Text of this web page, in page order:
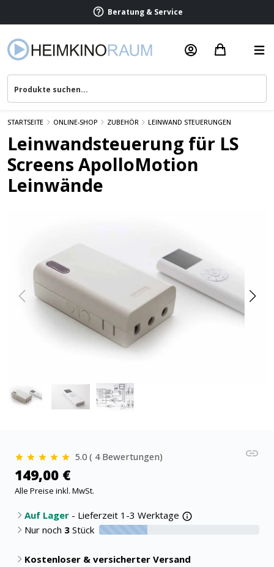
Beratung & Service
STARTSEITE ONLINE-SHOP ZUBEHÖR LEINWAND STEUERUNGEN
Leinwandsteuerung für LS
Screens ApolloMotion
Leinwände
5.0 ( 4 Bewertungen)
149,00 €
Alle Preise inkl. MwSt.
Auf Lager - Lieferzeit 1-3 Werktage
Nur noch 3 Stück 30% verfügbar
Kostenloser & versicherter Versand